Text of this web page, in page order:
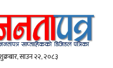
साउन २२, २०८३